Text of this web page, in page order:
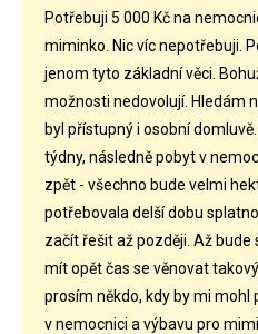
Potřebuji 5 000 Kč na
miminko. Nic víc nepotřebuji.
jenom tyto základní věci.
možnosti nedovolují. Hledám
byl přístupný i osobní
týdny, následně pobyt v
zpět - všechno bude velmi
potřebovala delší dobu
začít řešit až později. Až bude
mít opět čas se věnovat
prosím někdo, kdy by mi mohl
v nemocnici a výbavu pro